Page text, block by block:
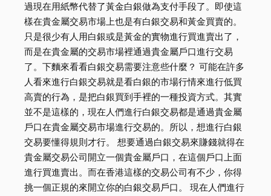
過現在用紙幣代替了黃金白銀做為支付手段了。即使這
樣在貴金屬交易市場上也是有白銀交易和黃金買賣的。
只是很少有人用白銀或是黃金的實物進行買進賣出了，
而是在貴金屬的交易市場裡通過貴金屬戶口進行交易
了。下麵來看看白銀交易需要注意些什麼？ 可能在許多
人看來進行白銀交易就是看白銀的市場行情來進行低買
高賣的行為，是把白銀買到手裡的一種投資方式。其實
並不是這樣的，現在人們進行白銀交易都是通過貴金屬
戶口在貴金屬交易市場進行交易的。所以，想進行白銀
交易要懂得規則才行。 想要通過白銀交易來賺錢就得在
貴金屬交易公司開立一個貴金屬戶口，在這個戶口上面
進行買進賣出。而在香港這樣的交易公司有不少，你得
挑一個正規的來開立你的白銀交易戶口。 現在人們進行